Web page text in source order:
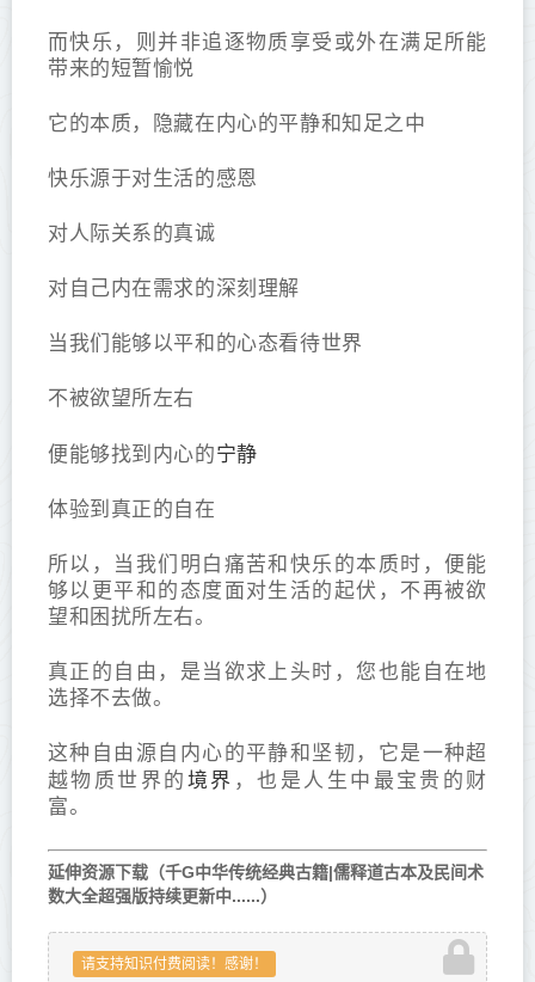
而快乐，则并非追逐物质享受或外在满足所能
带来的短暂愉悦
它的本质，隐藏在内心的平静和知足之中
快乐源于对生活的感恩
对人际关系的真诚
对自己内在需求的深刻理解
当我们能够以平和的心态看待世界
不被欲望所左右
便能够找到内心的宁静
体验到真正的自在
所以，当我们明白痛苦和快乐的本质时，便能
够以更平和的态度面对生活的起伏，不再被欲
望和困扰所左右。
真正的自由，是当欲求上头时，您也能自在地
选择不去做。
这种自由源自内心的平静和坚韧，它是一种超
越物质世界的 境界 ，也是人生中最宝贵的财
富。
延伸资源下载（千G中华传统经典古籍|儒释道古本及民间术
数大全超强版持续更新中......）
请支持知识付费阅读！感谢！